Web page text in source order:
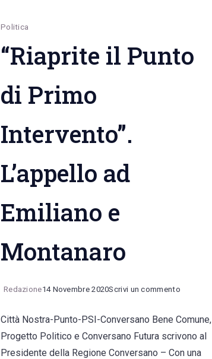
Politica
“Riaprite il Punto
di Primo
Intervento”.
L’appello ad
Emiliano e
Montanaro
Redazione14 Novembre 2020Scrivi un commentoon
il
Punto
Città Nostra-Punto-PSI-Conversano Bene Comune,
Progetto Politico e Conversano Futura scrivono al
Presidente della Regione Conversano – Con una